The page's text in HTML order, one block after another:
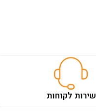
שירות לקוחות